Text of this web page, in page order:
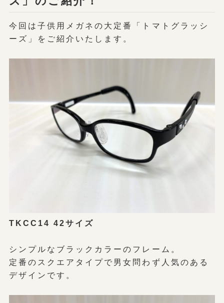
今回は子供用メガネの大定番「トマトグラッシ
ーズ」をご紹介いたします。
TKCC14 42サイズ
シンプルなブラックカラーのフレーム。
定番のスクエアタイプで男女問わず人気のある
デザインです。